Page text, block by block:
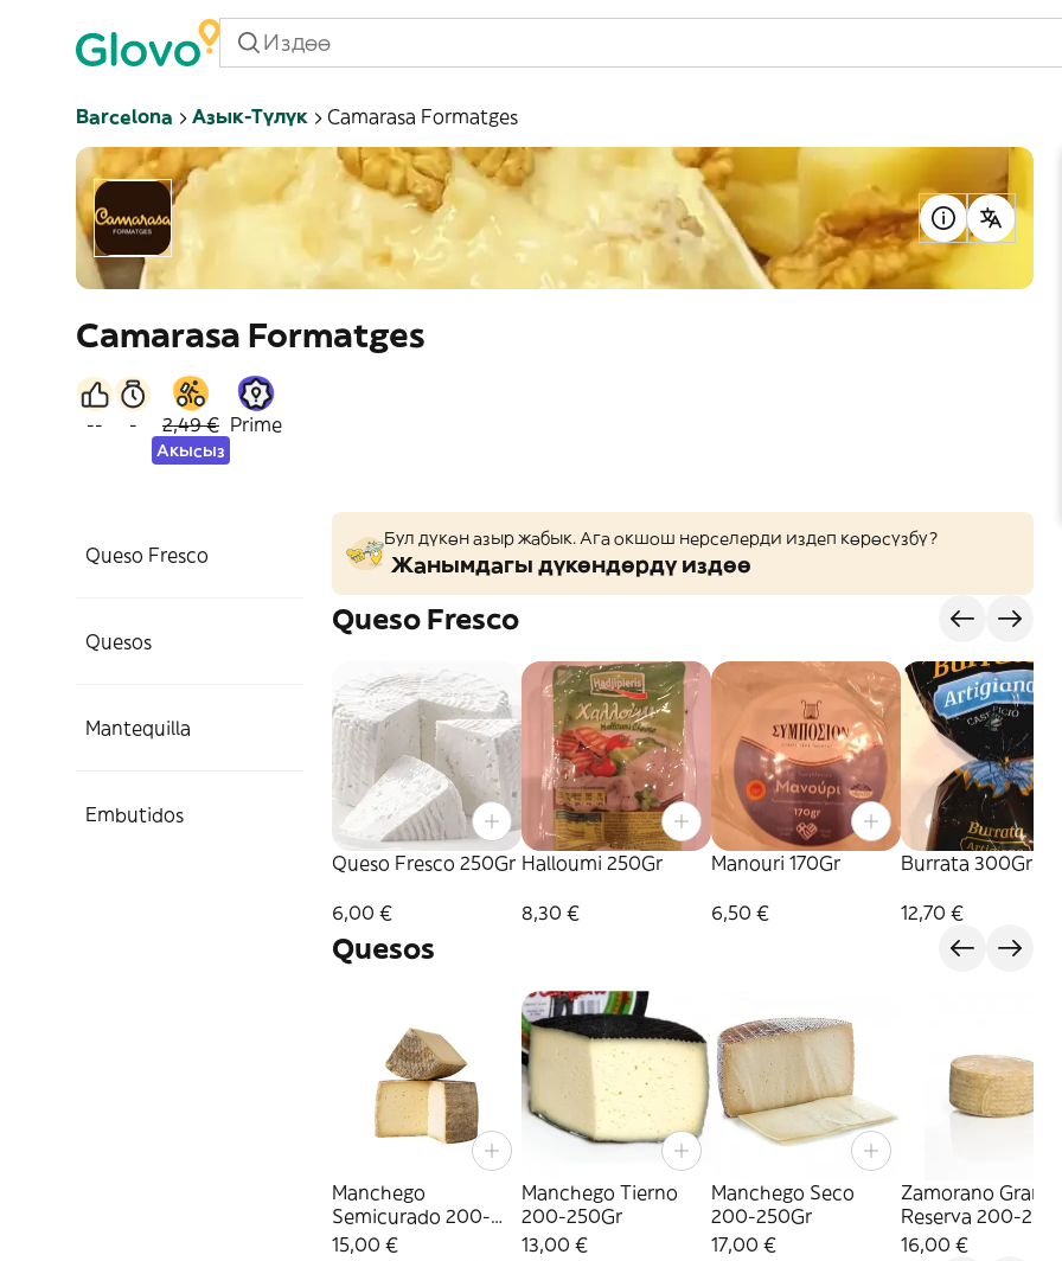
Barcelona Азык-Түлүк Camarasa Formatges
Camarasa Formatges
-- - 2,49 €
Акысыз
Prime
Queso Fresco
Quesos
Mantequilla
Embutidos
Бул дүкөн азыр жабык. Ага окшош нерселерди издеп көрөсүзбү?
Жанымдагы дүкөндөрдү издөө
Queso Fresco
Queso Fresco 250Gr
6,00 €
Halloumi 250Gr
8,30 €
Manouri 170Gr
6,50 €
Burrata 300Gr
12,70 €
Quesos
Manchego
Semicurado 200-
250Gr
15,00 €
Manchego Tierno
200-250Gr
13,00 €
Manchego Seco
200-250Gr
17,00 €
Zamorano Gran
Reserva 200-
16,00 €